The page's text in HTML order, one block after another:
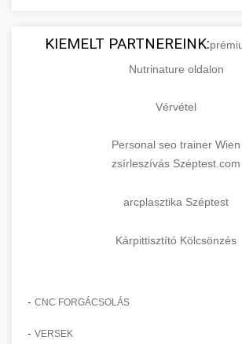
KIEMELT PARTNEREINK:
Nutrinature oldalon
Vérvétel
Personal seo trainer Wien
zsírleszívás Széptest.com
arcplasztika Széptest
Kárpittisztító Kölcsönzés
- CNC FORGÁCSOLÁS
- VERSEK